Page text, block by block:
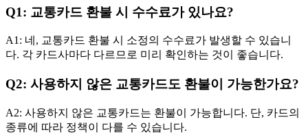
Q1: 교통카드 환불 시 수수료가 있나요?
A1: 네, 교통카드 환불 시 소정의 수수료가 발생할 수 있습니
다. 각 카드사마다 다르므로 미리 확인하는 것이 좋습니다.
Q2: 사용하지 않은 교통카드도 환불이 가능한가요?
A2: 사용하지 않은 교통카드는 환불이 가능합니다. 단, 카드의
종류에 따라 정책이 다를 수 있습니다.